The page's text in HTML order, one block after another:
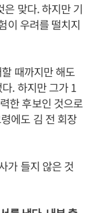
은 맞다. 하지만 기
이 우려를 떨치지
때까지만 해도
. 하지만 그가 1
한 후보인 것으로
에도 김 전 회장
가 들지 않은 것